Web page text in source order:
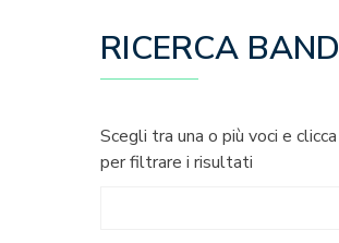
RICERCA
Scegli tra una o più voci e
per filtrare i risultati